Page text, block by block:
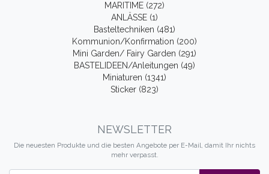
MARITIME (272)
ANLÄSSE (1)
Basteltechniken (481)
Kommunion/Konfirmation (200)
Mini Garden/ Fairy Garden (291)
BASTELIDEEN/Anleitungen (49)
Miniaturen (1341)
Sticker (823)
NEWSLETTER
Die neuesten Produkte und die besten Angebote per E-Mail, damit Ihr nichts
mehr verpasst.